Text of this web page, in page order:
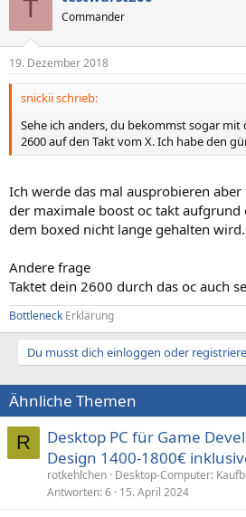
T Commander
19. Dezember 2018
snickii schrieb:
Sehe ich anders, du bekommst sogar mit
2600 auf den Takt vom X. Ich habe den
Ich werde das mal ausprobieren
der maximale boost oc takt aufgrund
dem boxed nicht lange gehalten wird.
Andere frage
Taktet dein 2600 durch das oc auch
Bottleneck Erklärung
Du musst dich einloggen oder
Ähnliche Themen
R
Desktop PC für Game
Design 1400-1800€
rotkehlchen Desktop-Computer:
Antworten 6 15. April 2024